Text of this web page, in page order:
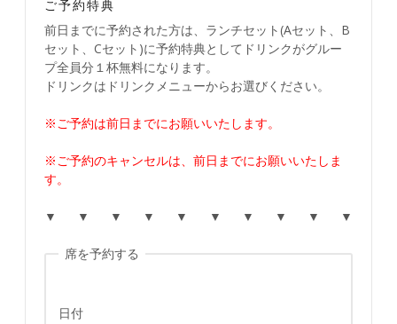
ご予約特典
前日までに予約された方は、ランチセット(Aセット、B
セット、Cセット)に予約特典としてドリンクがグルー
プ全員分１杯無料になります。
ドリンクはドリンクメニューからお選びください。
※ご予約は前日までにお願いいたします。
※ご予約のキャンセルは、前日までにお願いいたしま
す。
▼ ▼ ▼ ▼ ▼ ▼ ▼ ▼ ▼ ▼
席を予約する
日付